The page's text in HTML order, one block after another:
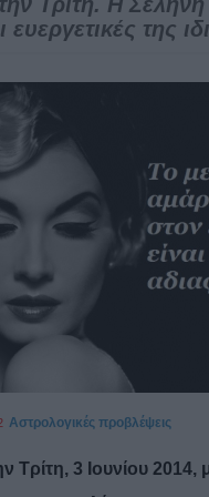
ευεργετικές της
Αστρολογικές προβλέψεις
Τρίτη, 3 Ιουνίου 2014,